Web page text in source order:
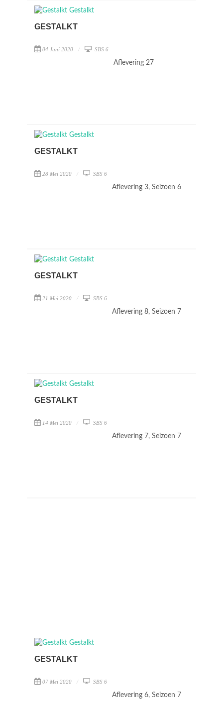
GESTALKT
04 Juni 2020 SBS 6
Aflevering 27
GESTALKT
28 Mei 2020 SBS 6
Aflevering 3, Seizoen 6
GESTALKT
21 Mei 2020 SBS 6
Aflevering 8, Seizoen 7
GESTALKT
14 Mei 2020 SBS 6
Aflevering 7, Seizoen 7
GESTALKT
07 Mei 2020 SBS 6
Aflevering 6, Seizoen 7